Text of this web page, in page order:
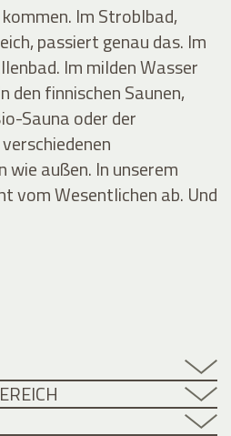
Im Stroblbad,
passiert genau das. Im
Im milden Wasser
den finnischen Saunen,
Sauna oder der
wie außen. In unserem
vom Wesentlichen ab. Und